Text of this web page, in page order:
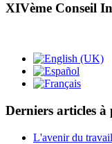
XIVème Conseil
Derniers articles
L'avenir du